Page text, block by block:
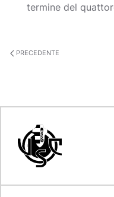
termine del
PRECEDENTE